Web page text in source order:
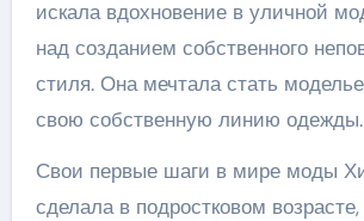
искала вдохновение в уличной
над созданием собственного
стиля. Она мечтала стать
свою собственную линию одежды.
Свои первые шаги в мире моды
сделала в подростковом возрасте,